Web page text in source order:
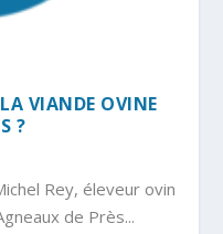
VIANDE OVINE
?
Rey, éleveur ovin
de Près...